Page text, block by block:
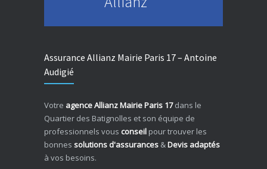
Assurance Allianz Mairie Paris 17 – Antoine
Audigié
Votre agence Allianz Mairie Paris 17dans le
Quartier des Batignolles et son équipe de
professionnels vous conseil pour trouver les
bonnes solutions d'assurances &Devis adaptés
à vos besoins.